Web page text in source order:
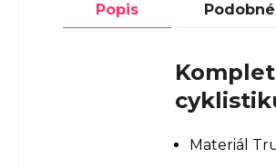
Popis Podobné
Materiál